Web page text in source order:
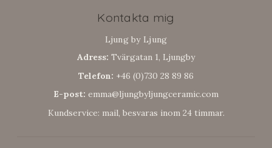
Kontakta mig
Ljung by Ljung
Adress: Tvärgatan 1, Ljungby
Telefon: +46 (0)730 28 89 86
E-post: emma@ljungbyljungceramic.com
Kundservice: mail, besvaras inom 24 timmar.